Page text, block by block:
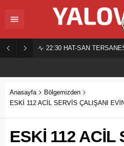
22:30 HAT-SAN
Anasayfa
Bölgemizden
ESKİ 112 ACİL SERVİS ÇALIŞANI
ESKİ 112 ACİL